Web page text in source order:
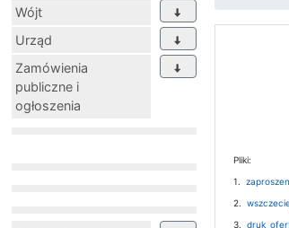
Wójt
Urząd
Zamówienia
publiczne i
ogłoszenia
Pliki:
1.
2.
3.